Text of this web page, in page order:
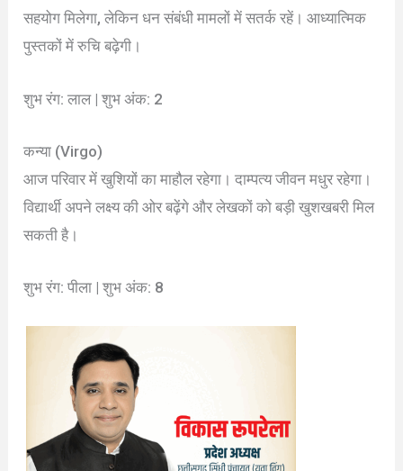
सहयोग मिलेगा, लेकिन धन संबंधी मामलों में सतर्क रहें। आध्यात्मिक
पुस्तकों में रुचि बढ़ेगी।
शुभ रंग: लाल | शुभ अंक: 2
कन्या (Virgo)
आज परिवार में खुशियों का माहौल रहेगा। दाम्पत्य जीवन मधुर रहेगा।
विद्यार्थी अपने लक्ष्य की ओर बढ़ेंगे और लेखकों को बड़ी खुशखबरी मिल
सकती है।
शुभ रंग: पीला | शुभ अंक: 8